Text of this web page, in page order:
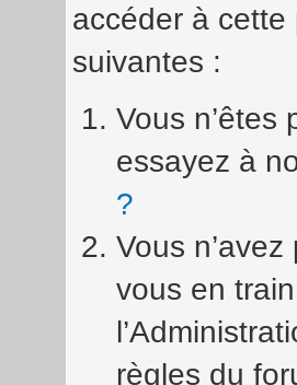
accéder à cette
suivantes :
Vous
essayez à
?
Vous
vous en
règles du